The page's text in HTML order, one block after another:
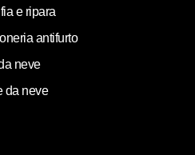
e ripara
antifurto
neve
da neve